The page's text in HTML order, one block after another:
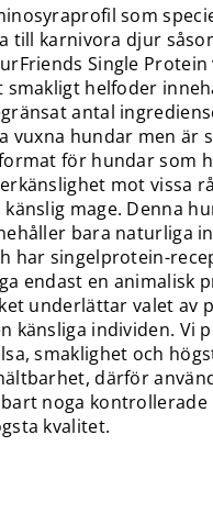
som
till karnivora djur
Single
smakligt helfoder
antal
vuxna hundar men är
för hundar som
mot vissa
känslig mage. Denna
bara naturliga
har singelprotein-
endast en animalisk
underlättar valet av
känsliga individen. Vi
smaklighet och
därför
noga kontrollerade
kvalitet.